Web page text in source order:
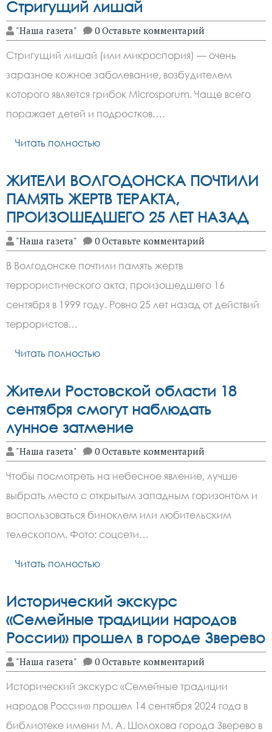
Стригущий лишай
"Наша газета" 0 Оставьте комментарий
Стригущий лишай (или микроспория) — очень
заразное кожное заболевание, возбудителем
которого является грибок Microsporum. Чаще всего
поражает детей и подростков….
Читать полностью
ЖИТЕЛИ ВОЛГОДОНСКА ПОЧТИЛИ
ПАМЯТЬ ЖЕРТВ ТЕРАКТА,
ПРОИЗОШЕДШЕГО 25 ЛЕТ НАЗАД
"Наша газета" 0 Оставьте комментарий
В Волгодонске почтили память жертв
террористического акта, произошедшего 16
сентября в 1999 году. Ровно 25 лет назад от действий
террористов…
Читать полностью
Жители Ростовской области 18
сентября смогут наблюдать
лунное затмение
"Наша газета" 0 Оставьте комментарий
Чтобы посмотреть на небесное явление, лучше
выбрать место с открытым западным горизонтом и
воспользоваться биноклем или любительским
телескопом. Фото: соцсети…
Читать полностью
Исторический экскурс
«Семейные традиции народов
России» прошел в городе Зверево
"Наша газета" 0 Оставьте комментарий
Исторический экскурс «Семейные традиции
народов России» прошел 14 сентября 2024 года в
библиотеке имени М. А. Шолохова города Зверево в